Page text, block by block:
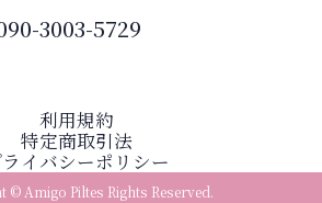
3003-5729
利用規約
特定商取引法
イバシーポリシー
© Amigo Piltes Rights Reserved.